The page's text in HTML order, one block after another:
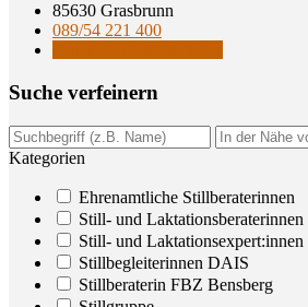
85630 Grasbrunn
089/54 221 400
Suche ver­fei­nern
Kategorien
Ehrenamtliche Stillberaterinnen
Still- und
Still- und
Stillbegleiterinnen DAIS
Stillberaterin FBZ Bensberg